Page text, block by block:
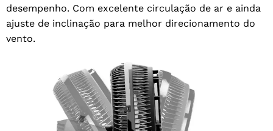
desempenho. Com excelente circulação de ar e ainda
ajuste de inclinação para melhor direcionamento do
vento.